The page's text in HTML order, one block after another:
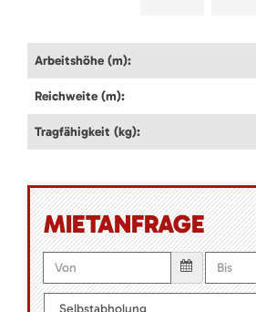
Arbeitshöhe (m):
Reichweite (m):
Tragfähigkeit (kg):
MIETANFRAGE